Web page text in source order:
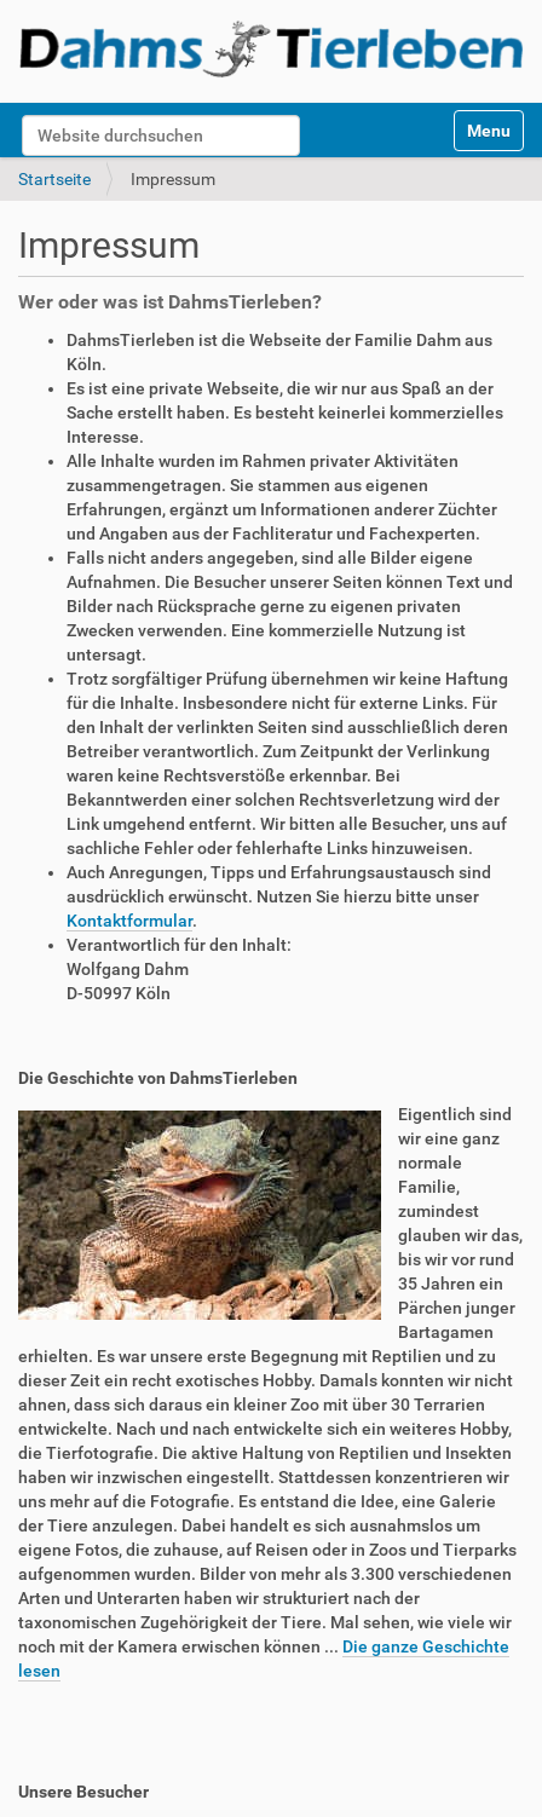
Website durchsuchen
k
Toggle
Startseite Impressum
Impressum
Wer oder was ist DahmsTierleben?
DahmsTierleben ist die Webseite der Familie Dahm aus
Köln.
Es ist eine private Webseite, die wir nur aus Spaß an der
Sache erstellt haben. Es besteht keinerlei kommerzielles
Interesse.
Alle Inhalte wurden im Rahmen privater Aktivitäten
zusammengetragen. Sie stammen aus eigenen
Erfahrungen, ergänzt um Informationen anderer Züchter
und Angaben aus der Fachliteratur und Fachexperten.
Falls nicht anders angegeben, sind alle Bilder eigene
Aufnahmen. Die Besucher unserer Seiten können Text und
Bilder nach Rücksprache gerne zu eigenen privaten
Zwecken verwenden. Eine kommerzielle Nutzung ist
untersagt.
Trotz sorgfältiger Prüfung übernehmen wir keine Haftung
für die Inhalte. Insbesondere nicht für externe Links. Für
den Inhalt der verlinkten Seiten sind ausschließlich deren
Betreiber verantwortlich. Zum Zeitpunkt der Verlinkung
waren keine Rechtsverstöße erkennbar. Bei
Bekanntwerden einer solchen Rechtsverletzung wird der
Link umgehend entfernt. Wir bitten alle Besucher, uns auf
sachliche Fehler oder fehlerhafte Links hinzuweisen.
Auch Anregungen, Tipps und Erfahrungsaustausch sind
ausdrücklich erwünscht. Nutzen Sie hierzu bitte unser
Kontaktformular.
Verantwortlich für den Inhalt:
Wolfgang Dahm
D-50997 Köln
Die Geschichte von DahmsTierleben
Eigentlich sind
wir eine ganz
normale
Familie,
zumindest
glauben wir das,
bis wir vor rund
35 Jahren ein
Pärchen junger
Bartagamen
erhielten. Es war unsere erste Begegnung mit Reptilien und zu
dieser Zeit ein recht exotisches Hobby. Damals konnten wir nicht
ahnen, dass sich daraus ein kleiner Zoo mit über 30 Terrarien
entwickelte. Nach und nach entwickelte sich ein weiteres Hobby,
die Tierfotografie. Die aktive Haltung von Reptilien und Insekten
haben wir inzwischen eingestellt. Stattdessen konzentrieren wir
uns mehr auf die Fotografie. Es entstand die Idee, eine Galerie
der Tiere anzulegen. Dabei handelt es sich ausnahmslos um
eigene Fotos, die zuhause, auf Reisen oder in Zoos und Tierparks
aufgenommen wurden. Bilder von mehr als 3.300 verschiedenen
Arten und Unterarten haben wir strukturiert nach der
taxonomischen Zugehörigkeit der Tiere. Mal sehen, wie viele wir
noch mit der Kamera erwischen können ... Die ganze Geschichte
lesen
Unsere Besucher